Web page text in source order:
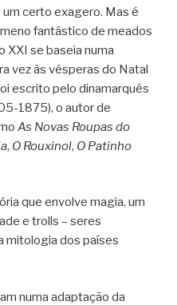
certo exagero. Mas é
fantástico de meados
XXI se baseia numa
vez às vésperas do Natal
escrito pelo dinamarquês
1875), o autor de
As Novas Roupas do
, O Rouxinol, O Patinho
que envolve magia, um
e trolls – seres
mitologia dos países
numa adaptação da